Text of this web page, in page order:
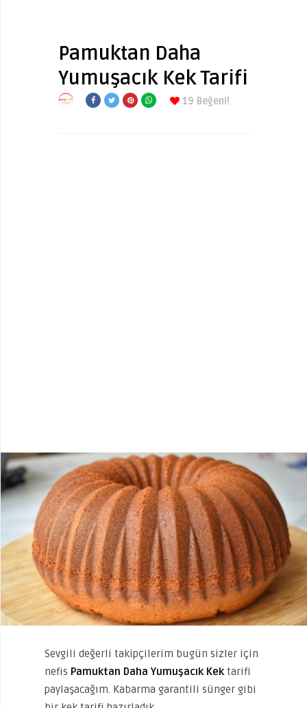
Pamuktan Daha
Yumuşacık Kek Tarifi
19 Beğeni!
Sevgili değerli takipçilerim bugün sizler için
nefis Pamuktan Daha Yumuşacık Kektarifi
paylaşacağım. Kabarma garantili sünger gibi